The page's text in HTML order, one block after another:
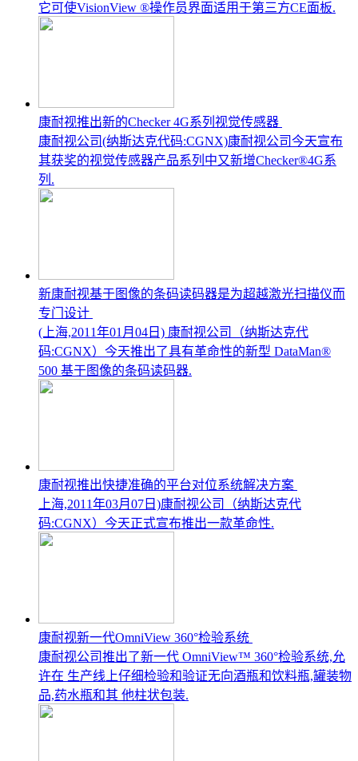
它可使VisionView ®操作员界面适用于第三方CE面板.
康耐视推出新的Checker 4G系列视觉传感器
康耐视公司(纳斯达克代码:CGNX)康耐视公司今天宣布
其获奖的视觉传感器产品系列中又新增Checker®4G系
列.
新康耐视基于图像的条码读码器是为超越激光扫描仪而
专门设计
(上海,2011年01月04日) 康耐视公司（纳斯达克代
码:CGNX）今天推出了具有革命性的新型 DataMan®
500 基于图像的条码读码器.
康耐视推出快捷准确的平台对位系统解决方案
上海,2011年03月07日)康耐视公司（纳斯达克代
码:CGNX）今天正式宣布推出一款革命性.
康耐视新一代OmniView 360°检验系统
康耐视公司推出了新一代 OmniView™ 360°检验系统,允
许在 生产线上仔细检验和验证无向酒瓶和饮料瓶,罐装物
品,药水瓶和其 他柱状包装.